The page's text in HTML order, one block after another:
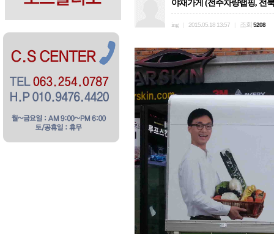
야채가게 (전주차량랩핑, 전
ing 2015.05.18 13:57 조회 5208